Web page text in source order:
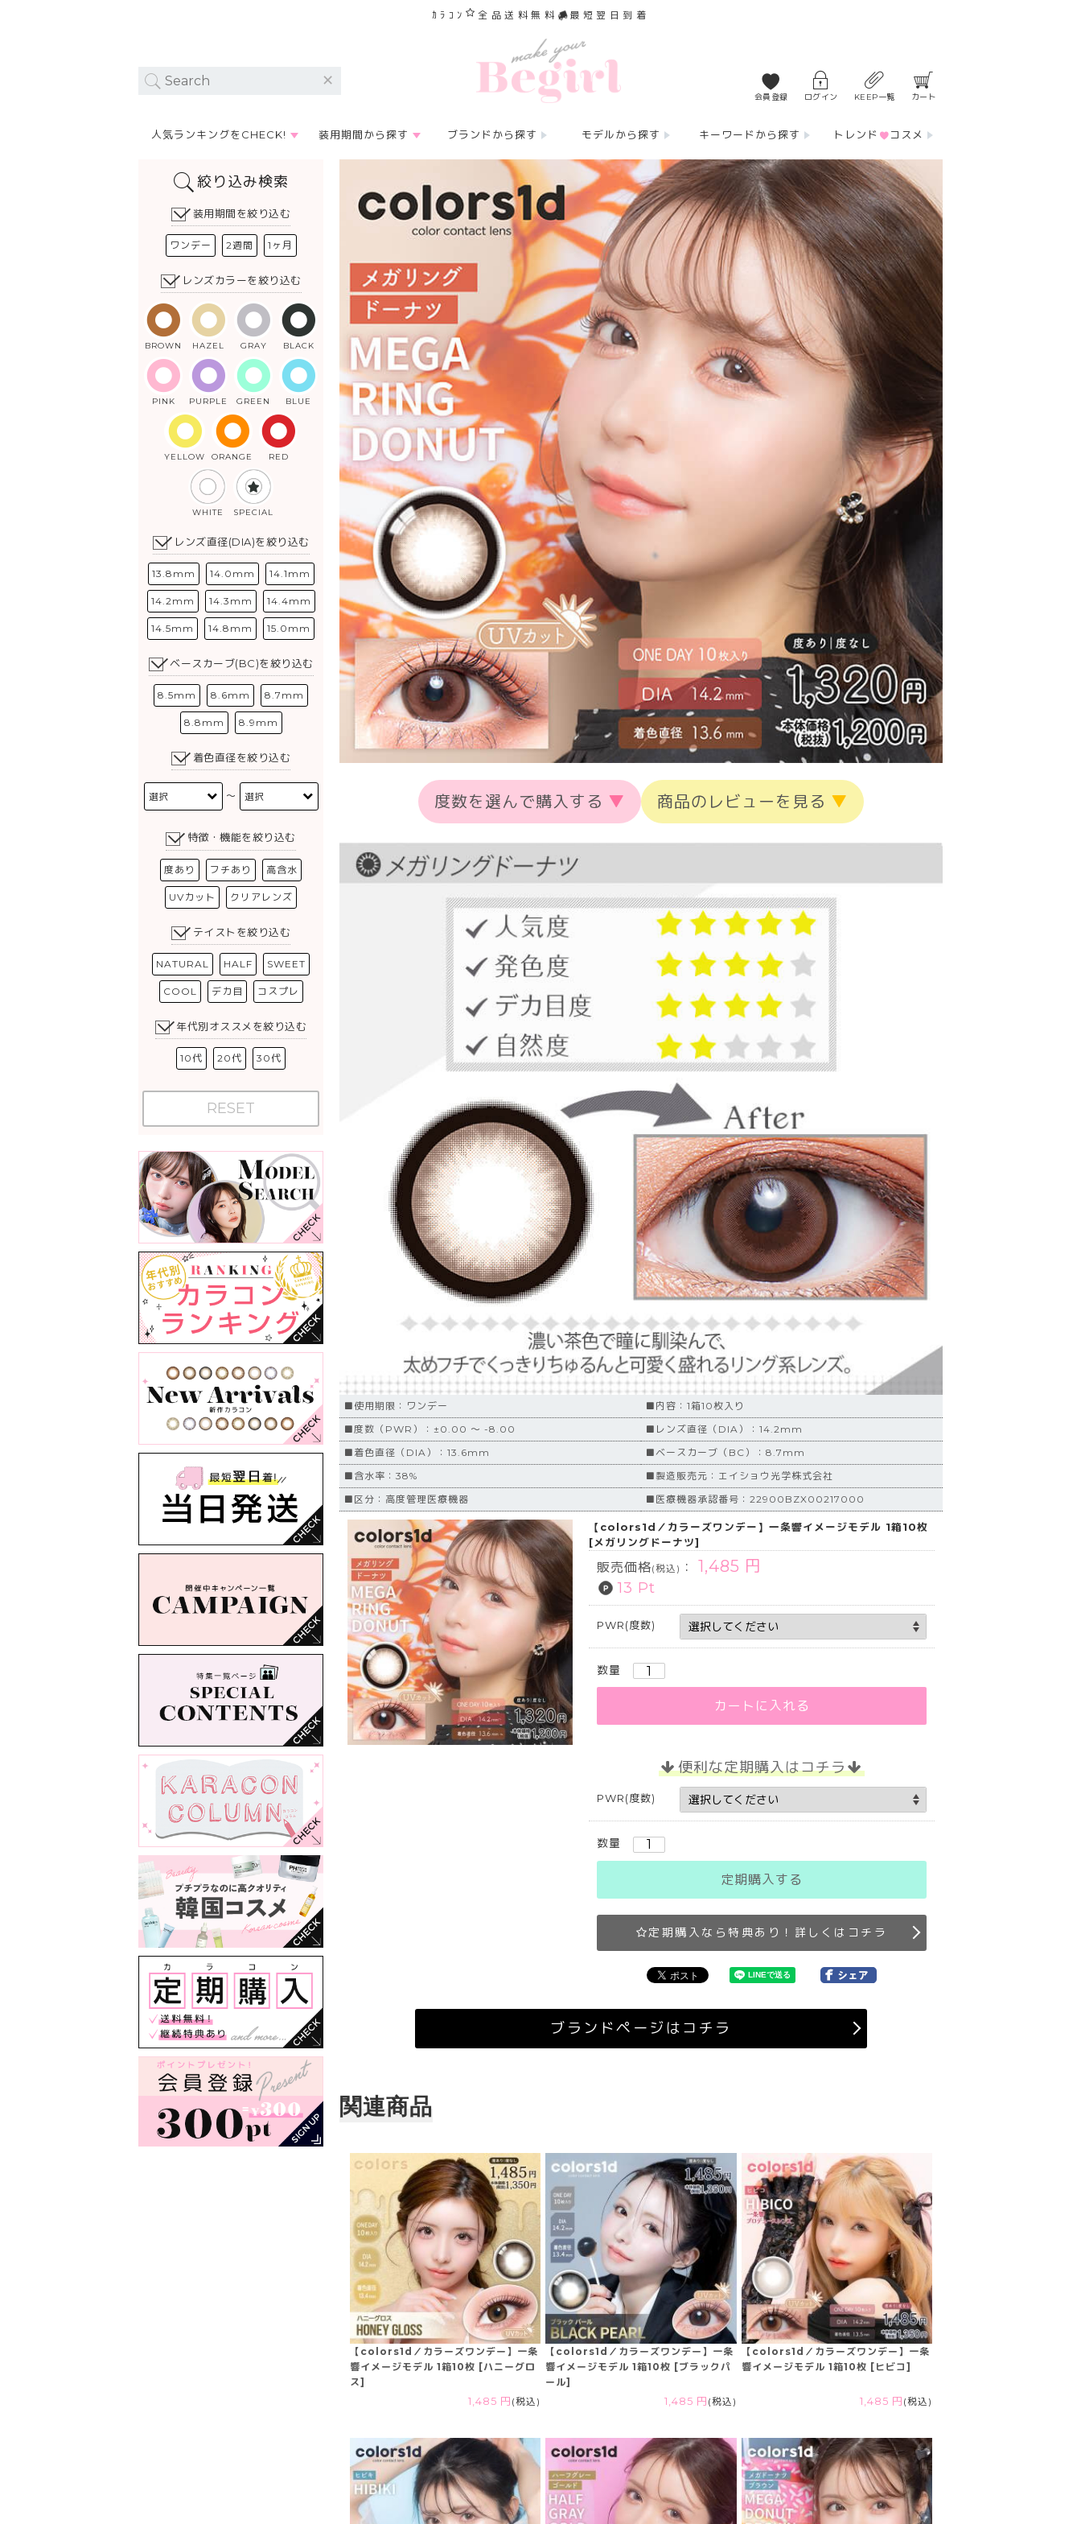
ｶﾗｺﾝ 全品送料無料 最短翌日到着
会員登録 ログイン KEEP一覧 カート
人気ランキングをCHECK! 装用期間から探す ブランドから探す モデルから探す キーワードから探す トレンド コスメ
絞り込み検索
装用期間を絞り込む
ワンデー 2週間 1ヶ月
レンズカラーを絞り込む
BROWN HAZEL GRAY BLACK
PINK PURPLE GREEN BLUE
YELLOW ORANGE RED
WHITE SPECIAL
レンズ直径(DIA)を絞り込む
13.8mm 14.0mm 14.1mm
14.2mm 14.3mm 14.4mm
14.5mm 14.8mm 15.0mm
ベースカーブ(BC)を絞り込む
8.5mm 8.6mm 8.7mm
8.8mm 8.9mm
着色直径を絞り込む
〜
特徴・機能を絞り込む
度あり フチあり 高含水
UVカット クリアレンズ
テイストを絞り込む
NATURAL HALF SWEET
COOL デカ目 コスプレ
年代別オススメを絞り込む
10代 20代 30代
RESET
度数を選んで購入する ▼ 商品のレビューを見る ▼
■使用期限：ワンデー
■内容：1箱10枚入り
■度数（PWR）：±0.00 ～ -8.00
■レンズ直径（DIA）：14.2mm
■着色直径（DIA）：13.6mm
■ベースカーブ（BC）：8.7mm
■含水率：38%
■製造販売元：エイショウ光学株式会社
■区分：高度管理医療機器
■医療機器承認番号：22900BZX00217000
【colors1d／カラーズワンデー】一条響イメージモデル 1箱10枚
[メガリングドーナツ]
販売価格(税込) ： 1,485 円
13 Pt
PWR(度数)
数量
カートに入れる
便利な定期購入はコチラ
PWR(度数)
数量
定期購入する
定期購入なら特典あり！詳しくはコチラ
ブランドページはコチラ
関連商品
【colors1d／カラーズワンデー】一条
響イメージモデル 1箱10枚 [ハニーグロ
ス]
1,485 円 (税込)
【colors1d／カラーズワンデー】一条
響イメージモデル 1箱10枚 [ブラックパ
ール]
1,485 円 (税込)
【colors1d／カラーズワンデー】一条
響イメージモデル 1箱10枚 [ヒビコ]
1,485 円 (税込)